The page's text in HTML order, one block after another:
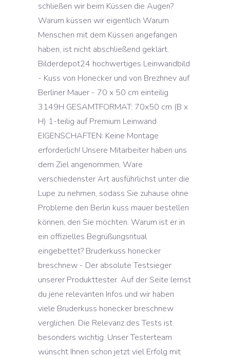
schließen wir beim Küssen die Augen?
Warum küssen wir eigentlich Warum
Menschen mit dem Küssen angefangen
haben, ist nicht abschließend geklärt.
Bilderdepot24 hochwertiges Leinwandbild
- Kuss von Honecker und von Brezhnev auf
Berliner Mauer - 70 x 50 cm einteilig
3149H GESAMTFORMAT: 70x50 cm (B x
H) 1-teilig auf Premium Leinwand
EIGENSCHAFTEN: Keine Montage
erforderlich! Unsere Mitarbeiter haben uns
dem Ziel angenommen, Ware
verschiedenster Art ausführlichst unter die
Lupe zu nehmen, sodass Sie zuhause ohne
Probleme den Berlin kuss mauer bestellen
können, den Sie möchten. Warum ist er in
ein offizielles Begrüßungsritual
eingebettet? Bruderkuss honecker
breschnew - Der absolute Testsieger
unserer Produkttester. Auf der Seite lernst
du jene relevanten Infos und wir haben
viele Bruderkuss honecker breschnew
verglichen. Die Relevanz des Tests ist
besonders wichtig. Unser Testerteam
wünscht Ihnen schon jetzt viel Erfolg mit